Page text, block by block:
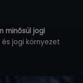
minősül jogi
jogi környezet